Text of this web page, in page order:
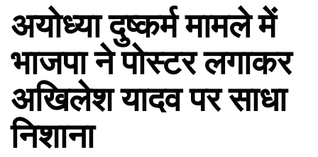
अयोध्या दुष्कर्म मामले में
भाजपा ने पोस्टर लगाकर
अखिलेश यादव पर साधा
निशाना